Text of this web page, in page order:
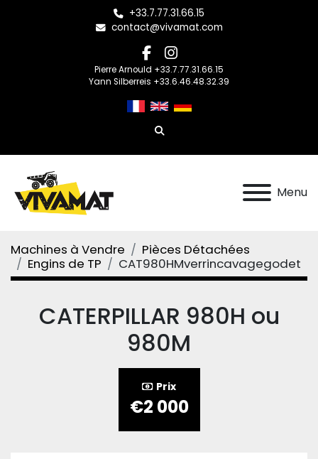
+33.7.77.31.66.15
contact@vivamat.com
facebook
instagram
Pierre Arnould +33.7.77.31.66.15
Yann Silberreis +33.6.46.48.32.39
Rechercher
Menu
Machines à Vendre
Pièces Détachées
Engins de TP
CAT980HMverrincavagegodet
CATERPILLAR 980H ou
980M
Prix
€2 000